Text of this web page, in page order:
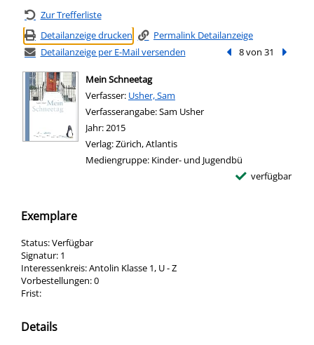
Zur Trefferliste
Detailanzeige drucken
Permalink Detailanzeige
Detailanzeige per E-Mail versenden
Vorheriger Treffer
8 von 31
Mein Schneetag
Verfasser: Suche nach diesem Verfasser
Usher, Sam
Verfasserangabe:Sam Usher
Jahr:2015
Verlag:Zürich, Atlantis
Mediengruppe: Kinder- und Jugendbü
verfügbar
Exemplare
Status:Verfügbar
Signatur: 1
Interessenkreis:Antolin Klasse 1, U - Z
Vorbestellungen:0
Frist:
Details